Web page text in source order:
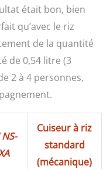
était bon, bien
qu’avec le riz
de la quantité
de 0,54 litre (3
2 à 4 personnes,
Cuiseur à riz
standard
(mécanique)